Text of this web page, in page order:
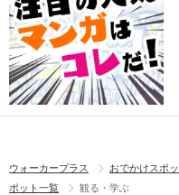
ウォーカープラス おでかけスポ
ポット一覧
観る・学ぶ